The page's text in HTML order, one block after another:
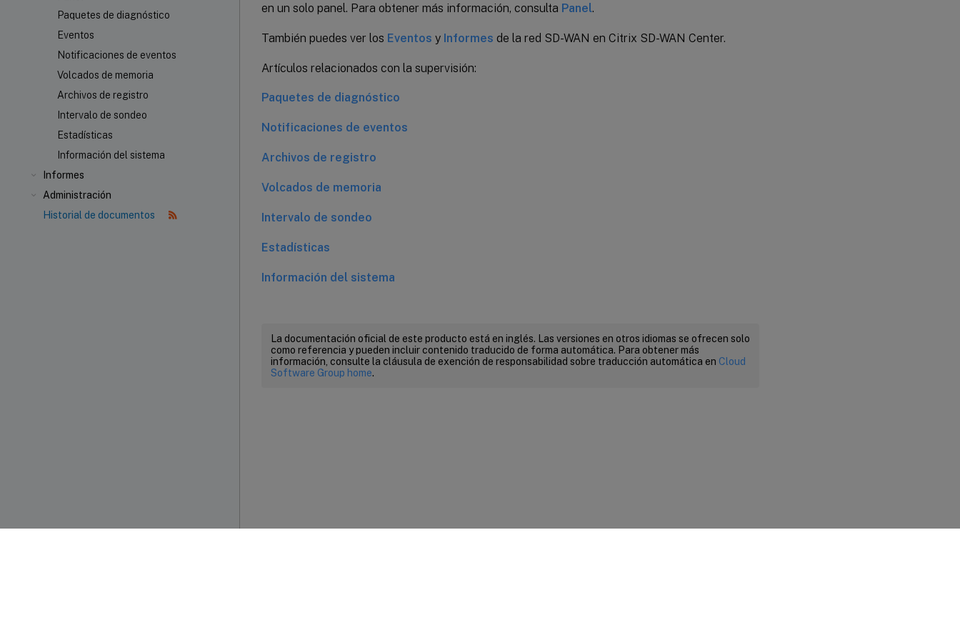
Paquetes de diagnóstico
Eventos
Notificaciones de eventos
Volcados de memoria
Archivos de registro
Intervalo de sondeo
Estadísticas
Información del sistema
Informes
Administración
Historial de documentos
en un solo panel. Para obtener más información, consulta Panel.
También puedes ver los Eventos y Informes de la red SD-WAN en Citrix SD-WAN Center.
Artículos relacionados con la supervisión:
Paquetes de diagnóstico
Notificaciones de eventos
Archivos de registro
Volcados de memoria
Intervalo de sondeo
Estadísticas
Información del sistema
La documentación oficial de este producto está en inglés. Las versiones en otros idiomas se ofrecen solo
como referencia y pueden incluir contenido traducido de forma automática. Para obtener más
información, consulte la cláusula de exención de responsabilidad sobre traducción automática en Cloud
Software Group home.